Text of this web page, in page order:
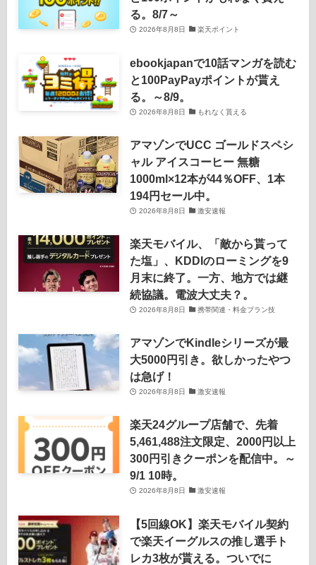
る。8/7～
2026年8月8日 楽天ポイント
ebookjapanで10話マンガを読む
と100PayPayポイントが貰え
る。～8/9。
2026年8月8日 もれなく貰える
アマゾンでUCC ゴールドスペシ
ャル アイスコーヒー 無糖
1000ml×12本が44％OFF、1本
194円セール中。
2026年8月8日 激安速報
楽天モバイル、「敵から貰って
た塩」、KDDIのローミングを9
月末に終了。一方、地方では継
続協議。電波大丈夫？。
2026年8月8日 携帯関連・料金プラン技
アマゾンでKindleシリーズが最
大5000円引き。欲しかったやつ
は急げ！
2026年8月8日 激安速報
楽天24グループ店舗で、先着
5,461,488注文限定、2000円以上
300円引きクーポンを配信中。～
9/1 10時。
2026年8月8日 激安速報
【5回線OK】楽天モバイル契約
で楽天イーグルスの推し選手ト
レカ3枚が貰える。ついでに